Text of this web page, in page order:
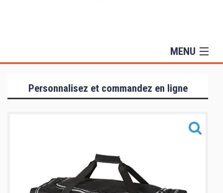
MENU
Collection Femmes
Personnalisez et commandez en ligne